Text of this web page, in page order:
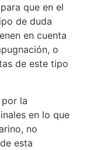
que en el
de duda
en cuenta
o
de este tipo
la
en lo que
no
esta